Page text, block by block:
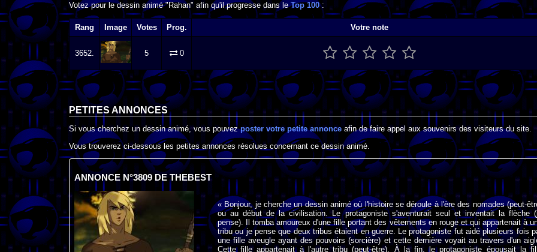
Votez pour le dessin animé "Rahan" afin qu'il progresse dans leTop 100:
Rang Image Votes Prog. Votre note
3652. 5 0
PETITES ANNONCES
Si vous cherchez un dessin animé, vous pouvezposter votre petite annonce afin de faire appel aux souvenirs des visiteurs du site.
Vous trouverez ci-dessous les petites annonces résolues concernant ce dessin animé.
ANNONCE N°3809 DE THEBEST
« Bonjour, je cherche un dessin animé où l'histoire se déroule à l'ère des nomades (peut-
ou au début de la civilisation. Le protagoniste s'aventurait seul et inventait la flèche
pense). Il tomba amoureux d'une fille portant des vêtements en rouge et qui appartenait à
tribu ou je pense que deux tribus étaient en guerre. Le protagoniste fut aidé plusieurs fois
une fille aveugle ayant des pouvoirs (sorcière) et cette dernière voyait au travers d'un
Cette fille appartenait à l'autre tribu (peut-être). À la fin, le protagoniste épousait la